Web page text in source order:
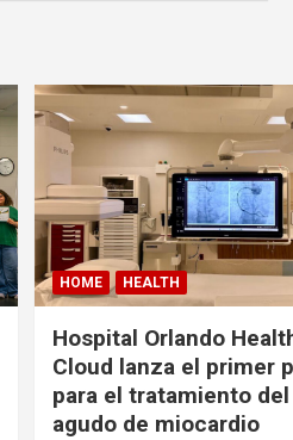
HOME HEALTH
Hospital Orlando
Cloud lanza el primer
para el tratamiento
agudo de miocardio